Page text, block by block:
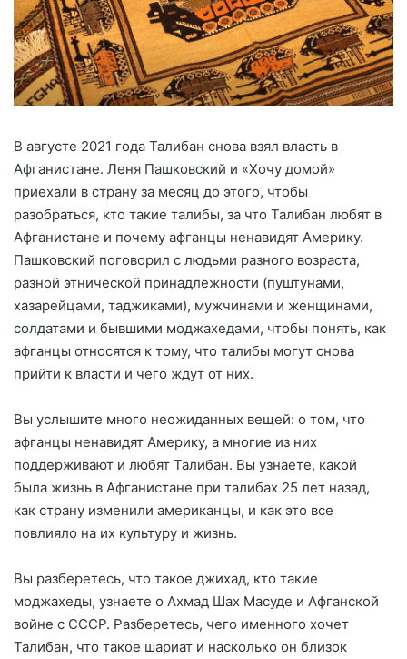
В августе 2021 года Талибан снова взял власть в
Афганистане. Леня Пашковский и «Хочу домой»
приехали в страну за месяц до этого, чтобы
разобраться, кто такие талибы, за что Талибан любят в
Афганистане и почему афганцы ненавидят Америку.
Пашковский поговорил с людьми разного возраста,
разной этнической принадлежности (пуштунами,
хазарейцами, таджиками), мужчинами и женщинами,
солдатами и бывшими моджахедами, чтобы понять, как
афганцы относятся к тому, что талибы могут снова
прийти к власти и чего ждут от них.
Вы услышите много неожиданных вещей: о том, что
афганцы ненавидят Америку, а многие из них
поддерживают и любят Талибан. Вы узнаете, какой
была жизнь в Афганистане при талибах 25 лет назад,
как страну изменили американцы, и как это все
повлияло на их культуру и жизнь.
Вы разберетесь, что такое джихад, кто такие
моджахеды, узнаете о Ахмад Шах Масуде и Афганской
войне с СССР. Разберетесь, чего именного хочет
Талибан, что такое шариат и насколько он близок